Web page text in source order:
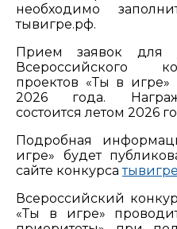
необходимо
тывигре.рф.
Прием заявок для
Всероссийского
проектов «Ты в
2026 года.
состоится летом 2026
Подробная
игре» будет
сайте конкурса
Всероссийский
«Ты в игре»